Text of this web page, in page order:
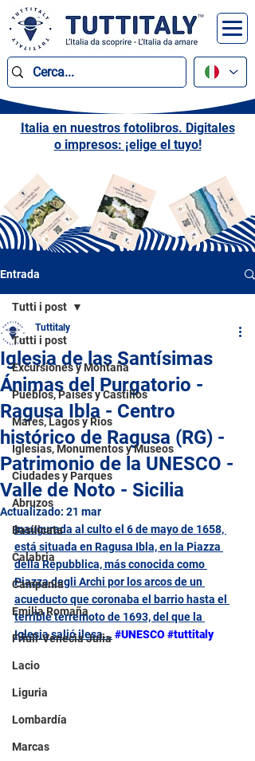
Italia en nuestros fotolibros. Digitales
o impresos: ¡elige el tuyo!
Entrada
Tutti i post
Excursiones y Montaña
Pueblos, Países y Castillos
Mares, Lagos y Ríos
Iglesias, Monumentos y Museos
Ciudades y Parques
Abruzos
Basilicata
Calabria
Campania
Emilia Romaña
Friuli-Venecia Julia
Lacio
Liguria
Lombardía
Marcas
Tutti i post
Iglesia de las Santísimas
Ánimas del Purgatorio -
Ragusa Ibla - Centro
histórico de Ragusa (RG) -
Patrimonio de la UNESCO -
Valle de Noto - Sicilia
Tuttitaly
Actualizado: 21 mar
Inaugurada al culto el 6 de mayo de 1658,
está situada en Ragusa Ibla, en la Piazza
della Repubblica, más conocida como
Piazza degli Archi por los arcos de un
acueducto que coronaba el barrio hasta el
terrible terremoto de 1693, del que la
Iglesia salió ilesa... #UNESCO#tuttitaly